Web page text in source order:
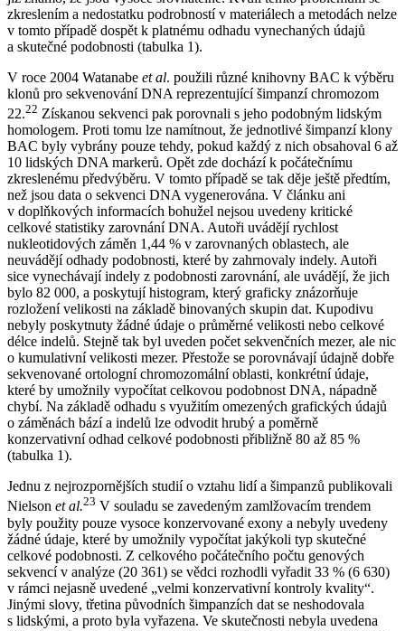
zkreslením a nedostatku podrobností v materiálech a metodách nelze
v tomto případě dospět k platnému odhadu vynechaných údajů
a skutečné podobnosti (tabulka 1).
V roce 2004 Watanabe et al. použili různé knihovny BAC k výběru
klonů pro sekvenování DNA reprezentující šimpanzí chromozom
22.22 Získanou sekvenci pak porovnali s jeho podobným lidským
homologem. Proti tomu lze namítnout, že jednotlivé šimpanzí klony
BAC byly vybrány pouze tehdy, pokud každý z nich obsahoval 6 až
10 lidských DNA markerů. Opět zde dochází k počátečnímu
zkreslenému předvýběru. V tomto případě se tak děje ještě předtím,
než jsou data o sekvenci DNA vygenerována. V článku ani
v doplňkových informacích bohužel nejsou uvedeny kritické
celkové statistiky zarovnání DNA. Autoři uvádějí rychlost
nukleotidových záměn 1,44 % v zarovnaných oblastech, ale
neuvádějí odhady podobnosti, které by zahrnovaly indely. Autoři
sice vynechávají indely z podobnosti zarovnání, ale uvádějí, že jich
bylo 82 000, a poskytují histogram, který graficky znázorňuje
rozložení velikosti na základě binovaných skupin dat. Kupodivu
nebyly poskytnuty žádné údaje o průměrné velikosti nebo celkové
délce indelů. Stejně tak byl uveden počet sekvenčních mezer, ale nic
o kumulativní velikosti mezer. Přestože se porovnávají údajně dobře
sekvenované ortologní chromozomální oblasti, konkrétní údaje,
které by umožnily vypočítat celkovou podobnost DNA, nápadně
chybí. Na základě odhadu s využitím omezených grafických údajů
o záměnách bází a indelů lze odvodit hrubý a poměrně
konzervativní odhad celkové podobnosti přibližně 80 až 85 %
(tabulka 1).
Jednu z nejrozpornějších studií o vztahu lidí a šimpanzů publikovali
Nielson et al.23 V souladu se zavedeným zamlžovacím trendem
byly použity pouze vysoce konzervované exony a nebyly uvedeny
žádné údaje, které by umožnily vypočítat jakýkoli typ skutečné
celkové podobnosti. Z celkového počátečního počtu genových
sekvencí v analýze (20 361) se vědci rozhodli vyřadit 33 % (6 630)
v rámci nejasně uvedené „velmi konzervativní kontroly kvality“.
Jinými slovy, třetina původních šimpanzích dat se neshodovala
s lidskými, a proto byla vyřazena. Ve skutečnosti nebyla uvedena